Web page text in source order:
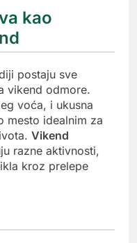
kao
postaju sve
vikend odmore.
voća, i ukusna
mesto idealnim za
Vikend
razne aktivnosti,
kroz prelepe